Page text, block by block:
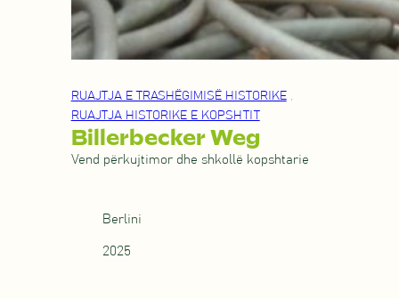
RUAJTJA E TRASHËGIMISË HISTORIKE ,
RUAJTJA HISTORIKE E KOPSHTIT
Billerbecker Weg
Vend përkujtimor dhe shkollë kopshtarie
Berlini
2025